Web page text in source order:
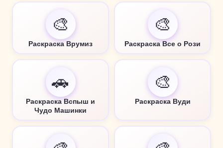
🎨
Раскраска Врумиз
🎨
Раскраска Все о Рози
🚗
Раскраска Вспыш и
Чудо Машинки
🎨
Раскраска Вуди